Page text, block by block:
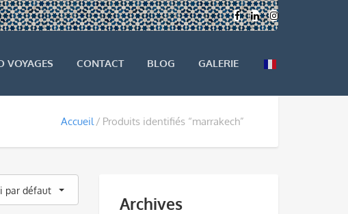
VOYAGES CONTACT BLOG GALERIE
Accueil Produits identifiés “marrakech”
par défaut
Archives